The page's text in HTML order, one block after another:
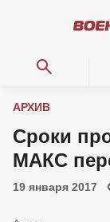
АРХИВ
Сроки
МАКС
19 января 2017